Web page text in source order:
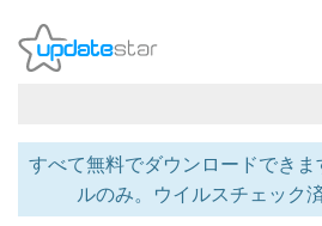
すべて無料でダウンロードでき
ルのみ。ウイルスチェック